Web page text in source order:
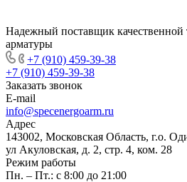
Надежный поставщик качественной
арматуры
+7 (910) 459-39-38
+7 (910) 459-39-38
Заказать звонок
E-mail
info@specenergoarm.ru
Адрес
143002, Московская Область, г.о.
ул Акуловская, д. 2, стр. 4, ком. 28
Режим работы
Пн. – Пт.: с 8:00 до 21:00